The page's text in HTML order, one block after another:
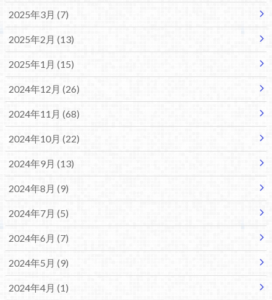
2025年3月 (7)
2025年2月 (13)
2025年1月 (15)
2024年12月 (26)
2024年11月 (68)
2024年10月 (22)
2024年9月 (13)
2024年8月 (9)
2024年7月 (5)
2024年6月 (7)
2024年5月 (9)
2024年4月 (1)